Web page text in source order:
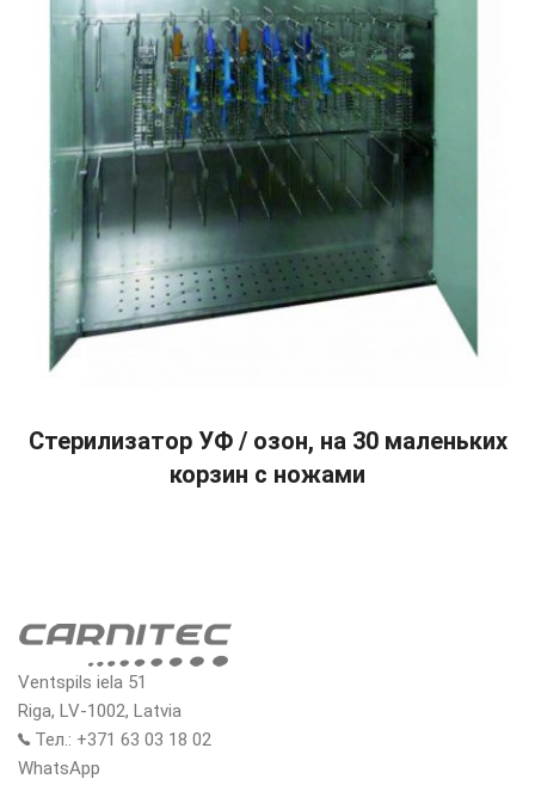
Стерилизатор УФ / озон, на 30 маленьких
корзин с ножами
Ventspils iela 51
Riga, LV-1002, Latvia
Тел.: +371 63 03 18 02
WhatsApp